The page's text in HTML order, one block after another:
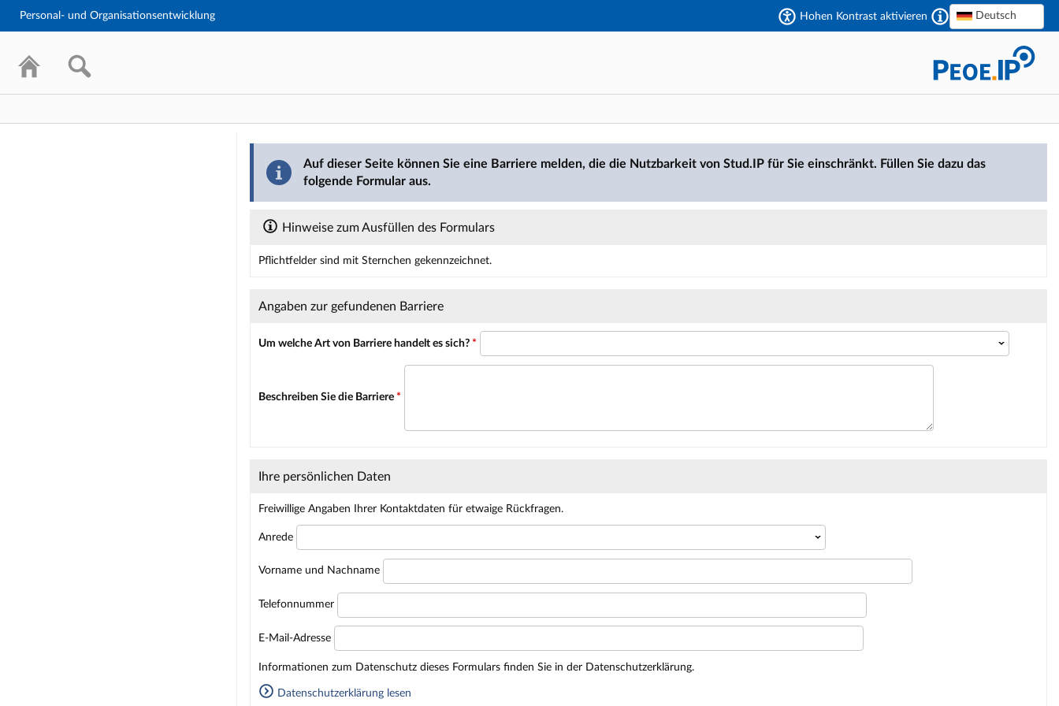
Hauptnavigation
Personal- und Organisationsentwicklung Hohen Kontrast aktivieren Deutsch
Auf dieser Seite können Sie eine Barriere melden, die die Nutzbarkeit von Stud.IP für Sie einschränkt. Füllen Sie dazu das
folgende Formular aus.
Hinweise zum Ausfüllen des Formulars
Pflichtfelder sind mit Sternchen gekennzeichnet.
Angaben zur gefundenen Barriere
Um welche Art von Barriere handelt es sich? *
Beschreiben Sie die Barriere *
Ihre persönlichen Daten
Freiwillige Angaben Ihrer Kontaktdaten für etwaige Rückfragen.
Anrede
Vorname und Nachname
Telefonnummer
E-Mail-Adresse
Homepage
Informationen zum Datenschutz dieses Formulars finden Sie in der Datenschutzerklärung.
Datenschutzerklärung lesen